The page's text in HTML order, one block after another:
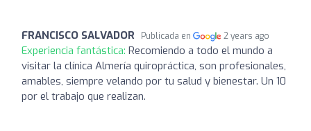
FRANCISCO SALVADOR Publicada en 2 years ago
Experiencia fantástica: Recomiendo a todo el mundo a
visitar la clínica Almería quiropráctica, son profesionales,
amables, siempre velando por tu salud y bienestar. Un 10
por el trabajo que realizan.